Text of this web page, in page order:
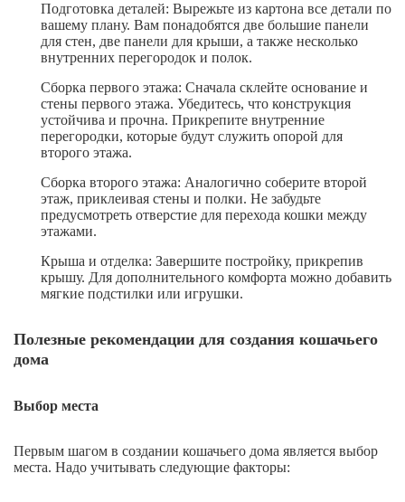
Подготовка деталей: Вырежьте из картона все детали по
вашему плану. Вам понадобятся две большие панели
для стен, две панели для крыши, а также несколько
внутренних перегородок и полок.
Сборка первого этажа: Сначала склейте основание и
стены первого этажа. Убедитесь, что конструкция
устойчива и прочна. Прикрепите внутренние
перегородки, которые будут служить опорой для
второго этажа.
Сборка второго этажа: Аналогично соберите второй
этаж, приклеивая стены и полки. Не забудьте
предусмотреть отверстие для перехода кошки между
этажами.
Крыша и отделка: Завершите постройку, прикрепив
крышу. Для дополнительного комфорта можно добавить
мягкие подстилки или игрушки.
Полезные рекомендации для создания кошачьего
дома
Выбор места
Первым шагом в создании кошачьего дома является выбор
места. Надо учитывать следующие факторы: